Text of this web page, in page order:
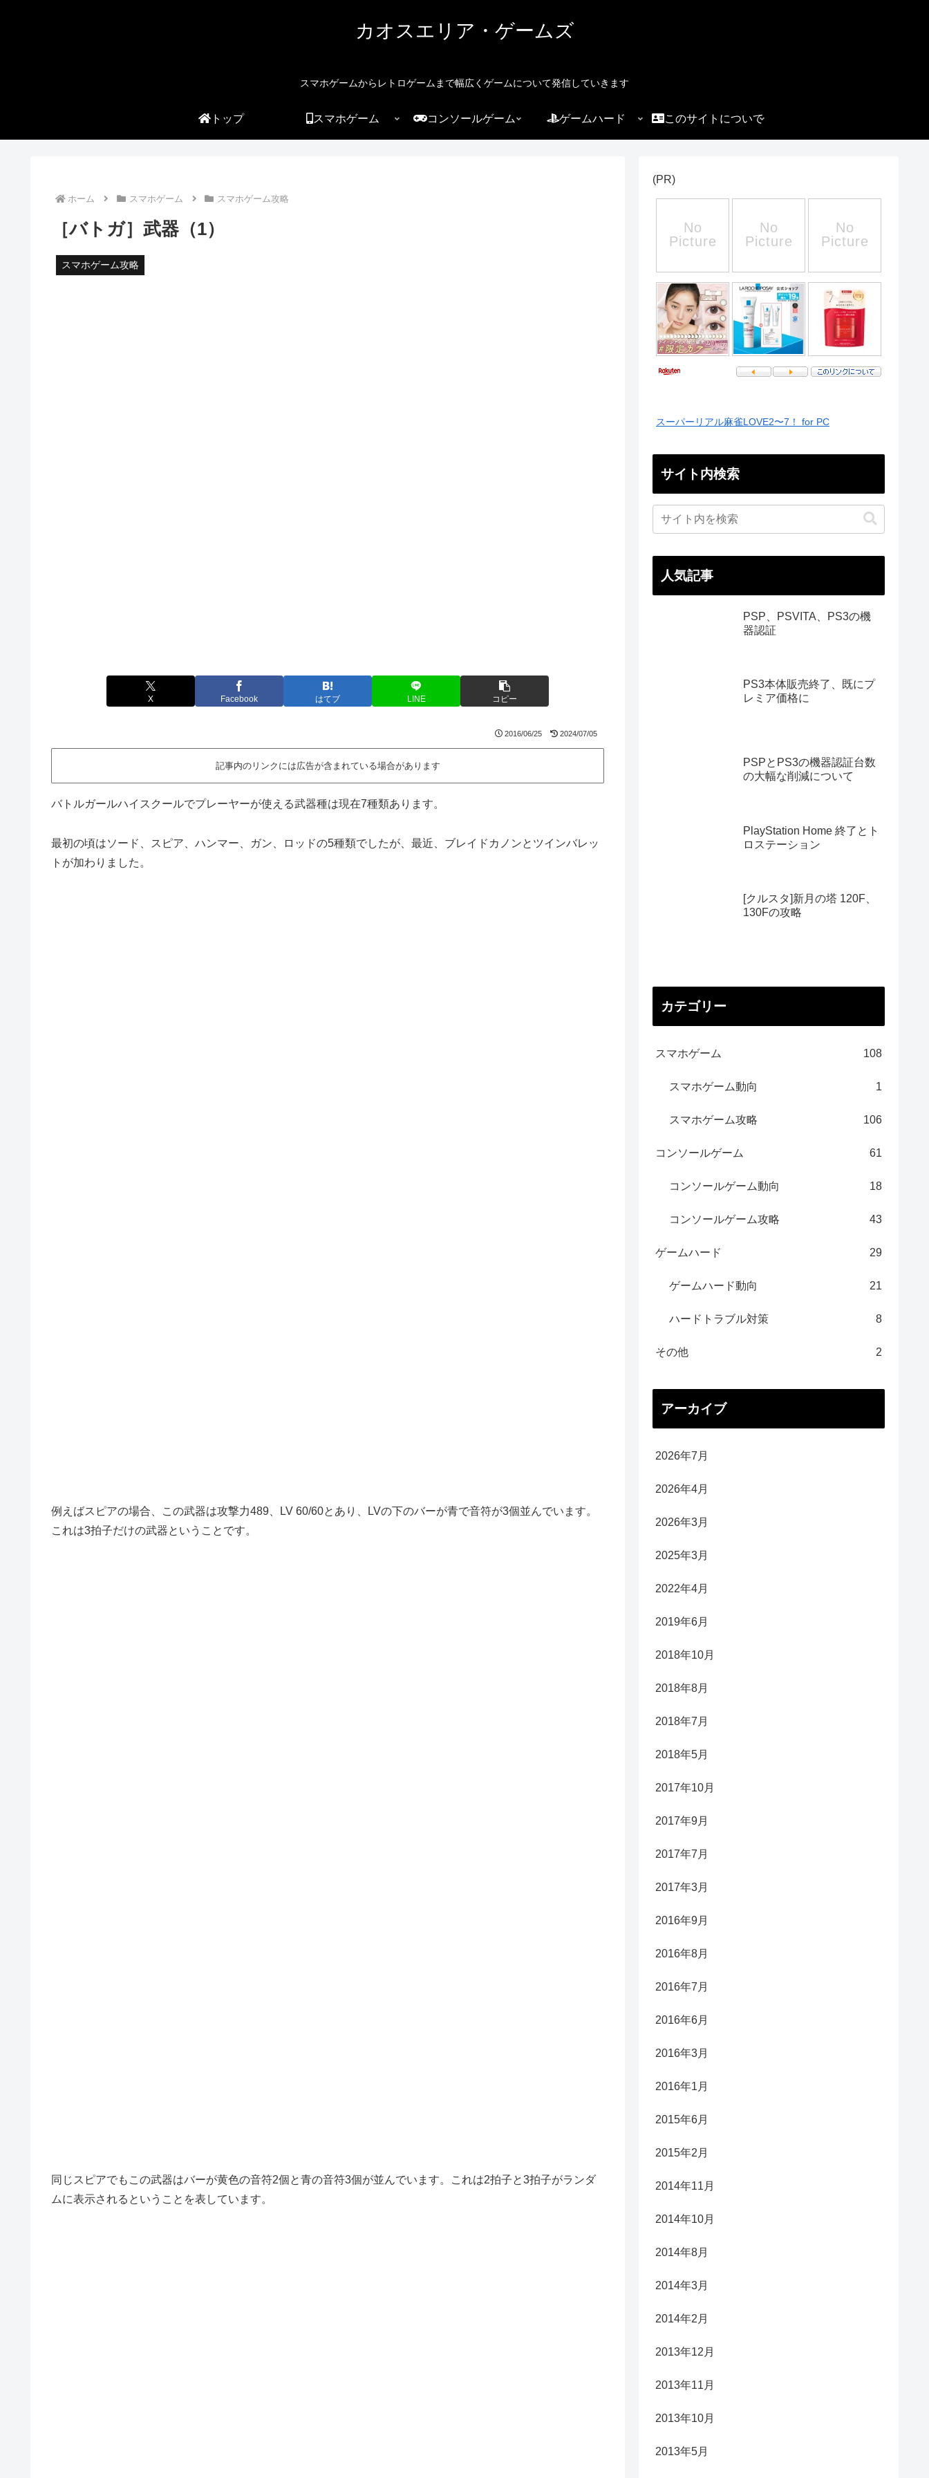
カオスエリア・ゲームズ
スマホゲームからレトロゲームまで幅広くゲームについて発信していきます
トップ スマホゲーム コンソールゲーム ゲームハード このサイトについて
ホーム スマホゲーム スマホゲーム攻略
［バトガ］武器（1）
スマホゲーム攻略
X Facebook はてブ LINE コピー
2016/06/25 2024/07/05
記事内のリンクには広告が含まれている場合があります
バトルガールハイスクールでプレーヤーが使える武器種は現在7種類あります。
最初の頃はソード、スピア、ハンマー、ガン、ロッドの5種類でしたが、最近、ブレイドカノンとツインバレッ
トが加わりました。
例えばスピアの場合、この武器は攻撃力489、LV 60/60とあり、LVの下のバーが青で音符が3個並んでいます。
これは3拍子だけの武器ということです。
同じスピアでもこの武器はバーが黄色の音符2個と青の音符3個が並んでいます。これは2拍子と3拍子がランダ
ムに表示されるということを表しています。
(PR)
スーパーリアル麻雀LOVE2〜7！ for PC
サイト内検索
人気記事
PSP、PSVITA、PS3の機
器認証
PS3本体販売終了、既にプ
レミア価格に
PSPとPS3の機器認証台数
の大幅な削減について
PlayStation Home 終了とト
ロステーション
[クルスタ]新月の塔 120F、
130Fの攻略
カテゴリー
スマホゲーム 108
スマホゲーム動向 1
スマホゲーム攻略 106
コンソールゲーム 61
コンソールゲーム動向 18
コンソールゲーム攻略 43
ゲームハード 29
ゲームハード動向 21
ハードトラブル対策 8
その他 2
アーカイブ
2026年7月
2026年4月
2026年3月
2025年3月
2022年4月
2019年6月
2018年10月
2018年8月
2018年7月
2018年5月
2017年10月
2017年9月
2017年7月
2017年3月
2016年9月
2016年8月
2016年7月
2016年6月
2016年3月
2016年1月
2015年6月
2015年2月
2014年11月
2014年10月
2014年8月
2014年3月
2014年2月
2013年12月
2013年11月
2013年10月
2013年5月